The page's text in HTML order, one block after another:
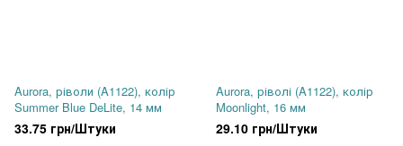
Aurora, ріволи (A1122), колір
Summer Blue DeLite, 14 мм
33.75 грн/Штуки
Aurora, ріволі (A1122), колір
Moonlight, 16 мм
29.10 грн/Штуки